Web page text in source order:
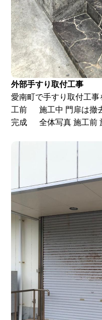
外部手すり取付工事
愛南町で手すり取付工
工前 施工中 門扉は撤
完成 全体写真 施工前